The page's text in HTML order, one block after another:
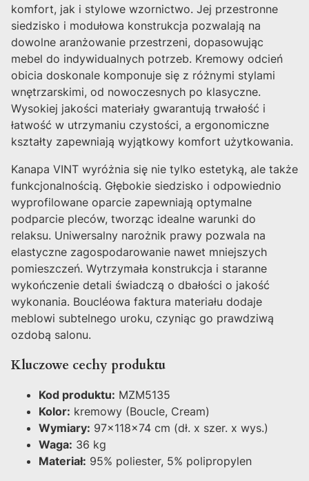
komfort, jak i stylowe wzornictwo. Jej przestronne
siedzisko i modułowa konstrukcja pozwalają na
dowolne aranżowanie przestrzeni, dopasowując
mebel do indywidualnych potrzeb. Kremowy odcień
obicia doskonale komponuje się z różnymi stylami
wnętrzarskimi, od nowoczesnych po klasyczne.
Wysokiej jakości materiały gwarantują trwałość i
łatwość w utrzymaniu czystości, a ergonomiczne
kształty zapewniają wyjątkowy komfort użytkowania.
Kanapa VINT wyróżnia się nie tylko estetyką, ale także
funkcjonalnością. Głębokie siedzisko i odpowiednio
wyprofilowane oparcie zapewniają optymalne
podparcie pleców, tworząc idealne warunki do
relaksu. Uniwersalny narożnik prawy pozwala na
elastyczne zagospodarowanie nawet mniejszych
pomieszczeń. Wytrzymała konstrukcja i staranne
wykończenie detali świadczą o dbałości o jakość
wykonania. Boucléowa faktura materiału dodaje
meblowi subtelnego uroku, czyniąc go prawdziwą
ozdobą salonu.
Kluczowe cechy produktu
Kod produktu: MZM5135
Kolor: kremowy (Boucle, Cream)
Wymiary: 97x118x74 cm (dł. x szer. x wys.)
Waga: 36 kg
Materiał: 95% poliester, 5% polipropylen